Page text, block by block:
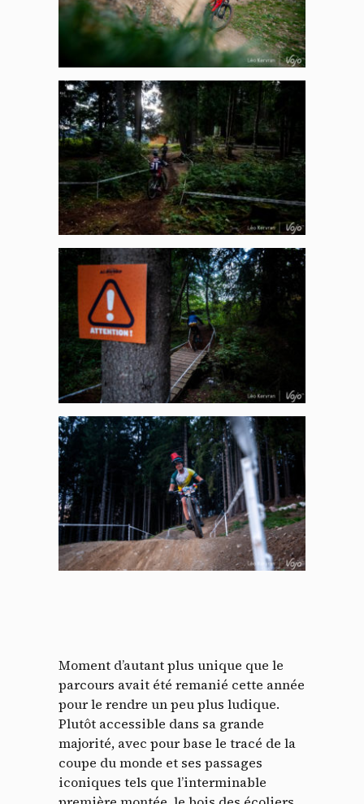
Moment d’autant plus unique que le
parcours avait été remanié cette année
pour le rendre un peu plus ludique.
Plutôt accessible dans sa grande
majorité, avec pour base le tracé de la
coupe du monde et ses passages
iconiques tels que l’interminable